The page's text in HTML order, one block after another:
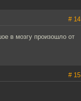
# 14
в мозгу произошло от
# 15